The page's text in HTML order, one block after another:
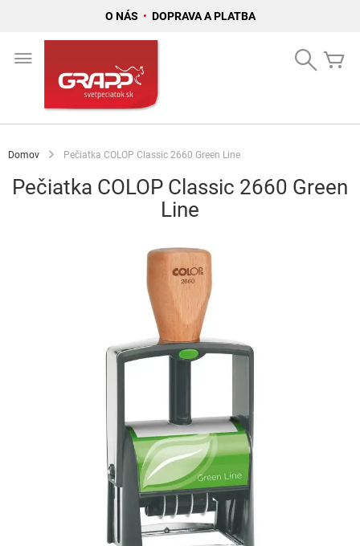
O NÁS • DOPRAVA A PLATBA
Search
Domov Pečiatka COLOP Classic 2660 Green Line
Pečiatka COLOP Classic 2660 Green
Line